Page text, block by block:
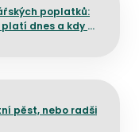
poplatků:
dnes a kdy by
pěst, nebo radši